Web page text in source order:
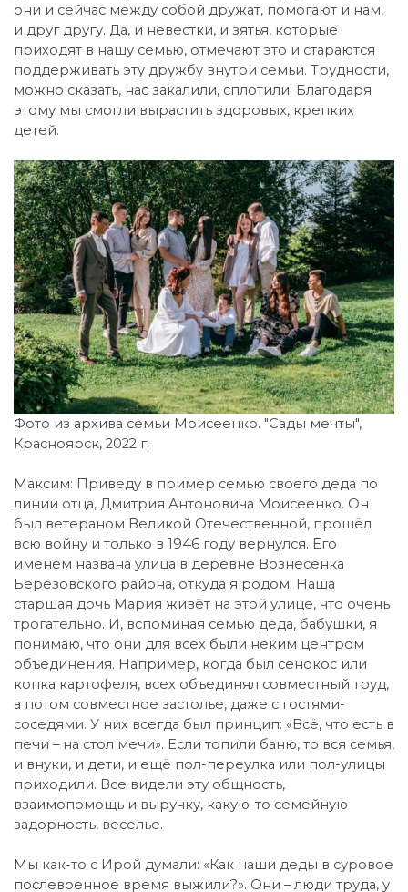
они и сейчас между собой дружат, помогают и нам,
и друг другу. Да, и невестки, и зятья, которые
приходят в нашу семью, отмечают это и стараются
поддерживать эту дружбу внутри семьи. Трудности,
можно сказать, нас закалили, сплотили. Благодаря
этому мы смогли вырастить здоровых, крепких
детей.
Фото из архива семьи Моисеенко. "Сады мечты",
Красноярск, 2022 г.
Максим: Приведу в пример семью своего деда по
линии отца, Дмитрия Антоновича Моисеенко. Он
был ветераном Великой Отечественной, прошёл
всю войну и только в 1946 году вернулся. Его
именем названа улица в деревне Вознесенка
Берёзовского района, откуда я родом. Наша
старшая дочь Мария живёт на этой улице, что очень
трогательно. И, вспоминая семью деда, бабушки, я
понимаю, что они для всех были неким центром
объединения. Например, когда был сенокос или
копка картофеля, всех объединял совместный труд,
а потом совместное застолье, даже с гостями-
соседями. У них всегда был принцип: «Всё, что есть в
печи – на стол мечи». Если топили баню, то вся семья,
и внуки, и дети, и ещё пол-переулка или пол-улицы
приходили. Все видели эту общность,
взаимопомощь и выручку, какую-то семейную
задорность, веселье.
Мы как-то с Ирой думали: «Как наши деды в суровое
послевоенное время выжили?». Они – люди труда, у